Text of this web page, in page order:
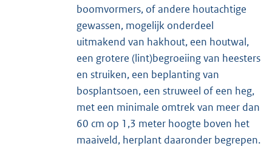
boomvormers, of andere houtachtige
gewassen, mogelijk onderdeel
uitmakend van hakhout, een houtwal,
een grotere (lint)begroeiing van heesters
en struiken, een beplanting van
bosplantsoen, een struweel of een heg,
met een minimale omtrek van meer dan
60 cm op 1,3 meter hoogte boven het
maaiveld, herplant daaronder begrepen.